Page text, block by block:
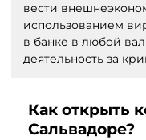
вести
использованием
в банке в любой
деятельность за
Как открыть
Сальвадоре?